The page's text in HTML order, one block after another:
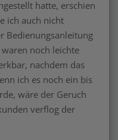
hatte, erschien
ich auch nicht
Bedienungsanleitung
noch leichte
nachdem das
ich es noch ein bis
wäre der Geruch
verflog der